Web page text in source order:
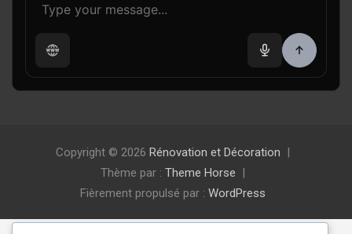
Copyright © 2026 Rénovation et Décoration
Thème par : Theme Horse
Fièrement propulsé par : WordPress